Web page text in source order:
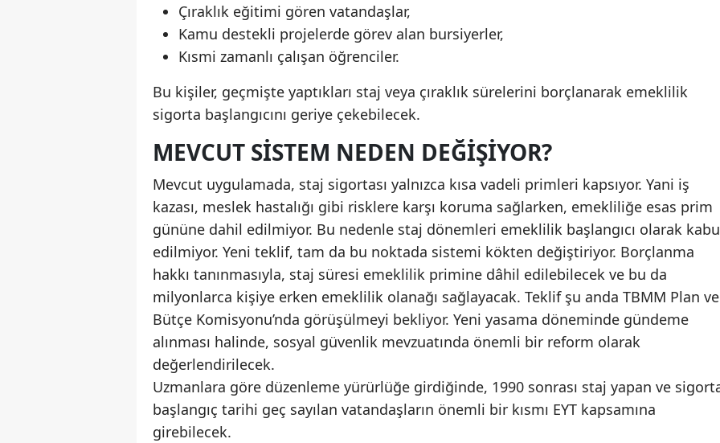
Çıraklık eğitimi gören vatandaşlar,
Kamu destekli projelerde görev alan bursiyerler,
Kısmi zamanlı çalışan öğrenciler.
Bu kişiler, geçmişte yaptıkları staj veya çıraklık sürelerini borçlanarak emeklilik
sigorta başlangıcını geriye çekebilecek.
MEVCUT SISTEM NEDEN DEĞIŞIYOR?
Mevcut uygulamada, staj sigortası yalnızca kısa vadeli primleri kapsıyor. Yani iş
kazası, meslek hastalığı gibi risklere karşı koruma sağlarken, emekliliğe esas prim
gününe dahil edilmiyor. Bu nedenle staj dönemleri emeklilik başlangıcı olarak
edilmiyor. Yeni teklif, tam da bu noktada sistemi kökten değiştiriyor. Borçlanma
hakkı tanınmasıyla, staj süresi emeklilik primine dâhil edilebilecek ve bu da
milyonlarca kişiye erken emeklilik olanağı sağlayacak. Teklif şu anda TBMM Plan ve
Bütçe Komisyonu’nda görüşülmeyi bekliyor. Yeni yasama döneminde gündeme
alınması halinde, sosyal güvenlik mevzuatında önemli bir reform olarak
değerlendirilecek.
Uzmanlara göre düzenleme yürürlüğe girdiğinde, 1990 sonrası staj yapan ve
başlangıç tarihi geç sayılan vatandaşların önemli bir kısmı EYT kapsamına
girebilecek.